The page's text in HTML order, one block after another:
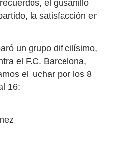
el gusanillo
la satisfacción en
un grupo dificilísimo,
el F.C. Barcelona,
el luchar por los 8
16: